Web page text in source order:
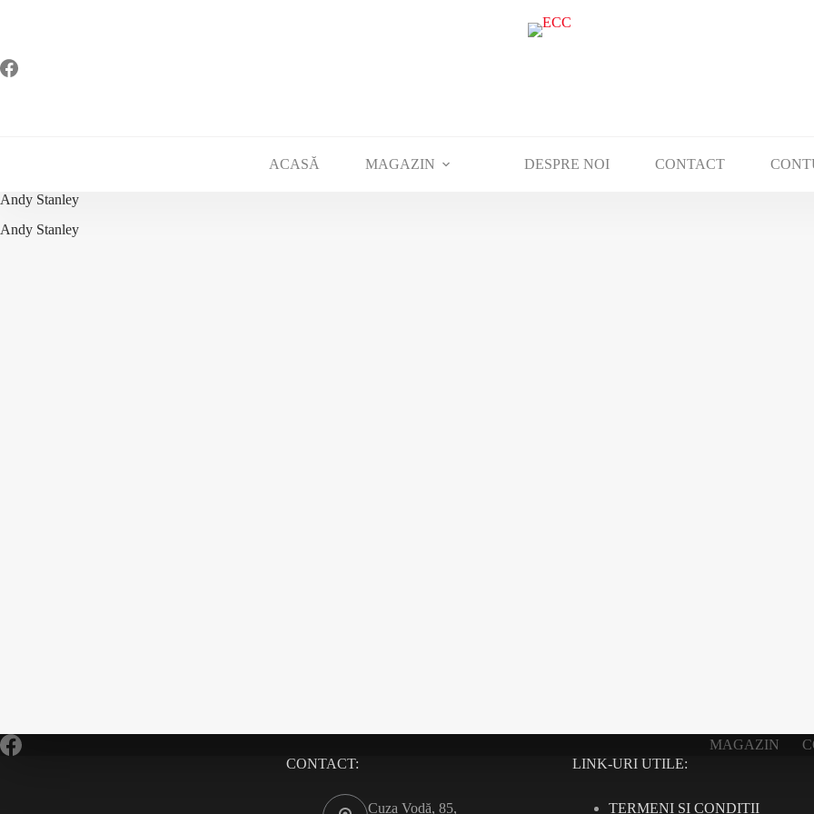
ACASĂ MAGAZIN DESPRE NOI CONTACT
Andy Stanley
Andy Stanley
MAGAZIN
CONTACT:
Cuza Vodă, 85,
LINK-URI UTILE:
TERMENI ȘI CONDIȚII